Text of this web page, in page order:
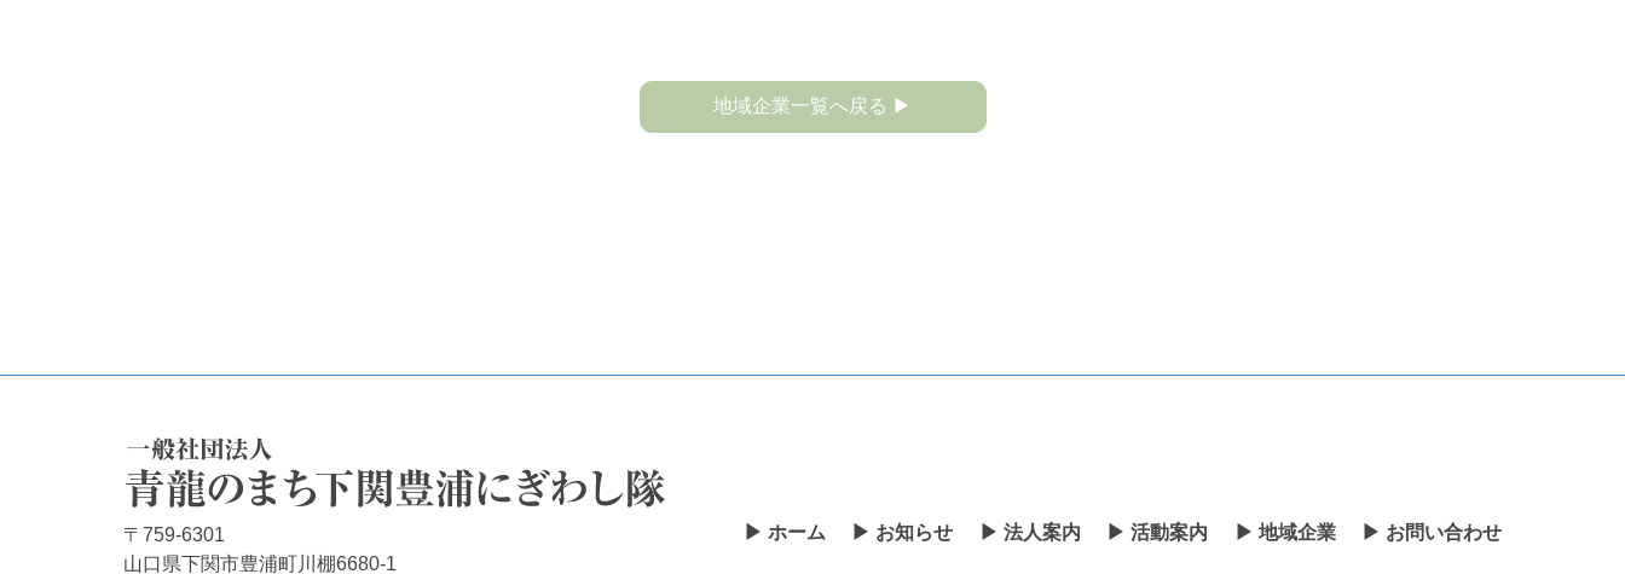
地域企業一覧へ戻る ▶
〒759-6301
山口県下関市豊浦町川棚6680-1
▶ ホーム ▶ お知らせ ▶ 法人案内 ▶ 活動案内 ▶ 地域企業 ▶ お問い合わせ